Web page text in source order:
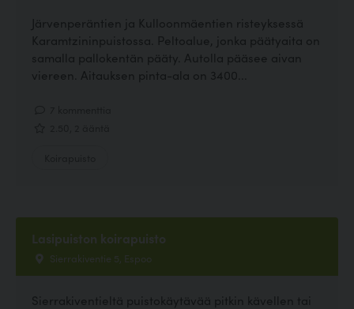
Järvenperäntien ja Kulloonmäentien risteyksessä
Karamtzininpuistossa. Peltoalue, jonka päätyaita on
samalla pallokentän pääty. Autolla pääsee aivan
viereen. Aitauksen pinta-ala on 3400...
Lasipuiston koirapuisto
Sierrakiventie 5, Espoo
Sierrakiventieltä puistokäytävää pitkin kävellen tai